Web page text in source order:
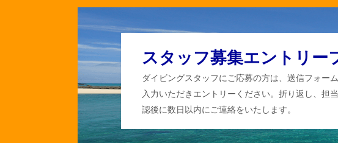
スタッフ募集エントリー
ダイビングスタッフにご応募の方は、送信フォー
入力いただきエントリーください。折り返し、担
認後に数日以内にご連絡をいたします。